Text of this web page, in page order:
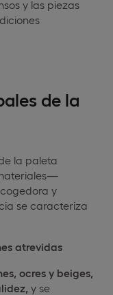
y las piezas
de la
la paleta
y
se caracteriza
atrevidas
ocres y beiges,
y se